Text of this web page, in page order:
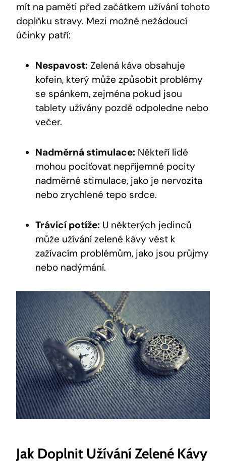
mít na paměti před začátkem užívání tohoto
doplňku stravy. Mezi možné nežádoucí
účinky patří:
Nespavost: Zelená káva obsahuje
kofein, který může způsobit problémy
se spánkem, zejména pokud jsou
tablety užívány pozdě odpoledne nebo
večer.
Nadměrná stimulace: Někteří lidé
mohou pociťovat nepříjemné pocity
nadměrné stimulace, jako je nervozita
nebo zrychlené tepo srdce.
Trávicí potíže: U některých jedinců
může užívání zelené kávy vést k
zažívacím problémům, jako jsou průjmy
nebo nadýmání.
Jak Doplnit Užívání Zelené Kávy